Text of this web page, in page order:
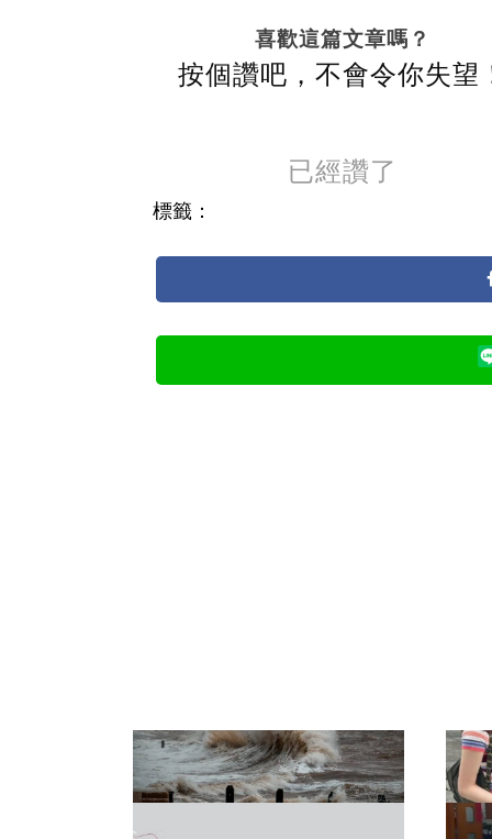
喜歡這篇文章嗎？
按個讚吧，不會令你失望
已經讚了
標籤：